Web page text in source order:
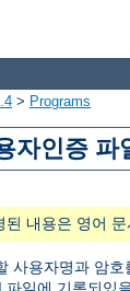
> Programs
자인증 파
내용은 영어
사용자명과 암